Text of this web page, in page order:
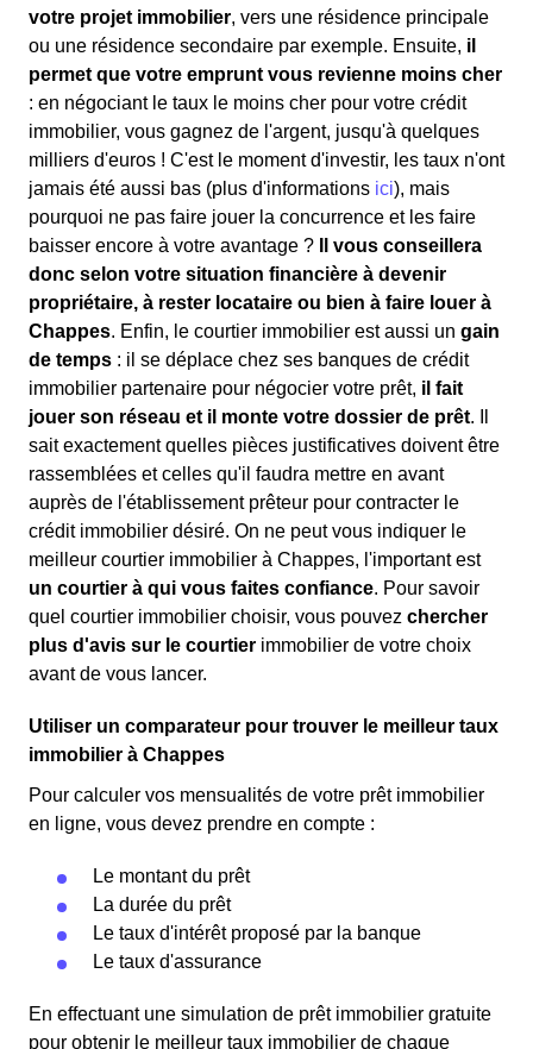
votre projet immobilier, vers une résidence principale
ou une résidence secondaire par exemple. Ensuite, il
permet que votre emprunt vous revienne moins cher
: en négociant le taux le moins cher pour votre crédit
immobilier, vous gagnez de l'argent, jusqu'à quelques
milliers d'euros ! C'est le moment d'investir, les taux n'ont
jamais été aussi bas (plus d'informations ici), mais
pourquoi ne pas faire jouer la concurrence et les faire
baisser encore à votre avantage ?
Il vous conseillera
donc selon votre situation financière à devenir
propriétaire, à rester locataire ou bien à faire louer à
Chappes. Enfin, le courtier immobilier est aussi un gain
de temps : il se déplace chez ses banques de crédit
immobilier partenaire pour négocier votre prêt, il fait
jouer son réseau et il monte votre dossier de prêt. Il
sait exactement quelles pièces justificatives doivent être
rassemblées et celles qu'il faudra mettre en avant
auprès de l'établissement prêteur pour contracter le
crédit immobilier désiré. On ne peut vous indiquer le
meilleur courtier immobilier à Chappes, l'important est
un courtier à qui vous faites confiance. Pour savoir
quel courtier immobilier choisir, vous pouvez chercher
plus d'avis sur le courtier immobilier de votre choix
avant de vous lancer.
Utiliser un comparateur pour trouver le meilleur taux
immobilier à Chappes
Pour calculer vos mensualités de votre prêt immobilier
en ligne, vous devez prendre en compte :
Le montant du prêt
La durée du prêt
Le taux d'intérêt proposé par la banque
Le taux d'assurance
En effectuant une simulation de prêt immobilier gratuite
pour obtenir le meilleur taux immobilier de chaque